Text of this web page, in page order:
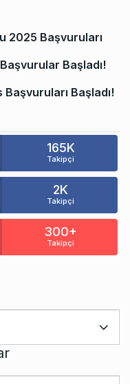
2025 Başvuruları
Başladı!
Başladı!
165K
Takipçi
2K
Takipçi
300+
Takipçi